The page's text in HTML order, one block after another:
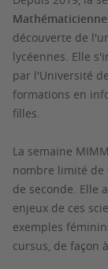
découverte de
lycéennes. Elle
par l'Université
formations en
filles.
La semaine
nombre limité de
de seconde. Elle
enjeux de ces
exemples
cursus, de façon